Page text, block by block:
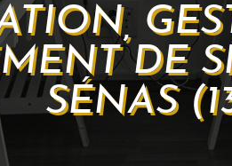
DE
SÉNAS